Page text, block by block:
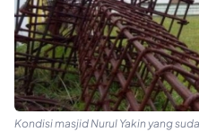
Kondisi masjid Nurul Yakin yang